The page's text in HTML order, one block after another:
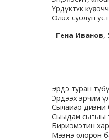
Үрдүктүк күөрэччи
Олох суолун
Гена Иванов,
Эрдэ туран
Эрдээх эрчим
Сылайар диэни
Сыыдам сытыы
Бириэмэтин
Мээнэ олорон